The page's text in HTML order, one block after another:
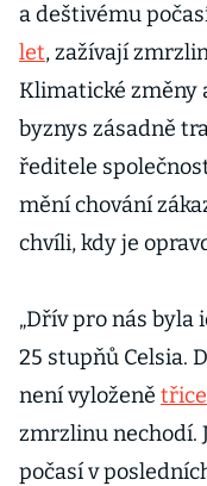
a deštivému
let, zažívají
Klimatické změny
byznys zásadně
ředitele
mění chování
chvíli, kdy je
„Dřív pro nás
25 stupňů Celsia.
není vyloženě
zmrzlinu nechodí.
počasí v